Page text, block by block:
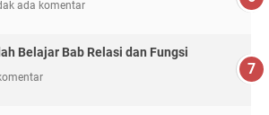
ada komentar
Belajar Bab Relasi dan Fungsi